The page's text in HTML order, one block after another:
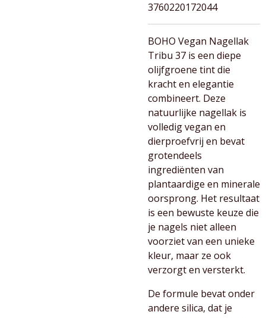
3760220172044
BOHO Vegan Nagellak
Tribu 37 is een diepe
olijfgroene tint die
kracht en elegantie
combineert. Deze
natuurlijke nagellak is
volledig vegan en
dierproefvrij en bevat
grotendeels
ingrediënten van
plantaardige en minerale
oorsprong. Het resultaat
is een bewuste keuze die
je nagels niet alleen
voorziet van een unieke
kleur, maar ze ook
verzorgt en versterkt.
De formule bevat onder
andere silica, dat je